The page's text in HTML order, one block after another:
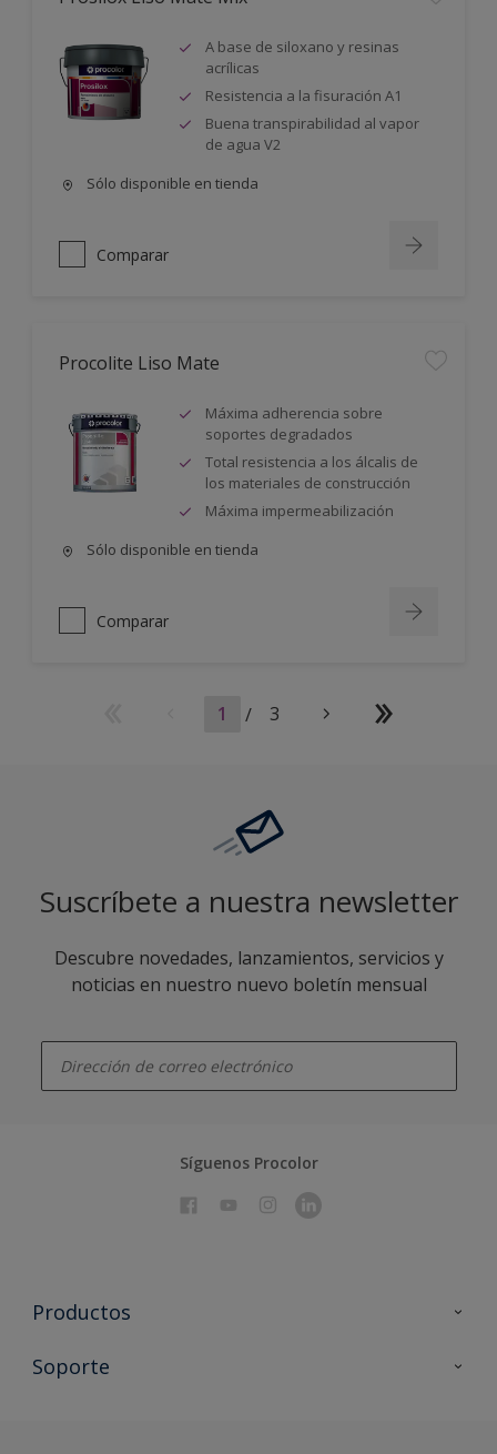
A base de siloxano y resinas
acrílicas
Resistencia a la fisuración A1
Buena transpirabilidad al vapor
de agua V2
Sólo disponible en tienda
Comparar
Procolite Liso Mate
Máxima adherencia sobre
soportes degradados
Total resistencia a los álcalis de
los materiales de construcción
Máxima impermeabilización
Sólo disponible en tienda
Comparar
1 / 3
Suscríbete a nuestra newsletter
Descubre novedades, lanzamientos, servicios y
noticias en nuestro nuevo boletín mensual
Síguenos Procolor
Productos
Todos los productos
Soporte